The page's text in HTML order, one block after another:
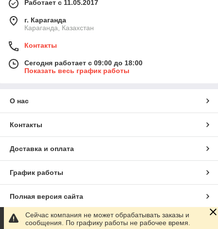
Работает с 11.05.2017
г. Караганда
Караганда, Казахстан
Контакты
Сегодня работает с 09:00 до 18:00
Показать весь график работы
О нас
Контакты
Доставка и оплата
График работы
Полная версия сайта
Сайт создан на маркетплейсеSatu.kz
Сейчас компания не может обрабатывать заказы и
сообщения. По графику работы не рабочее время.